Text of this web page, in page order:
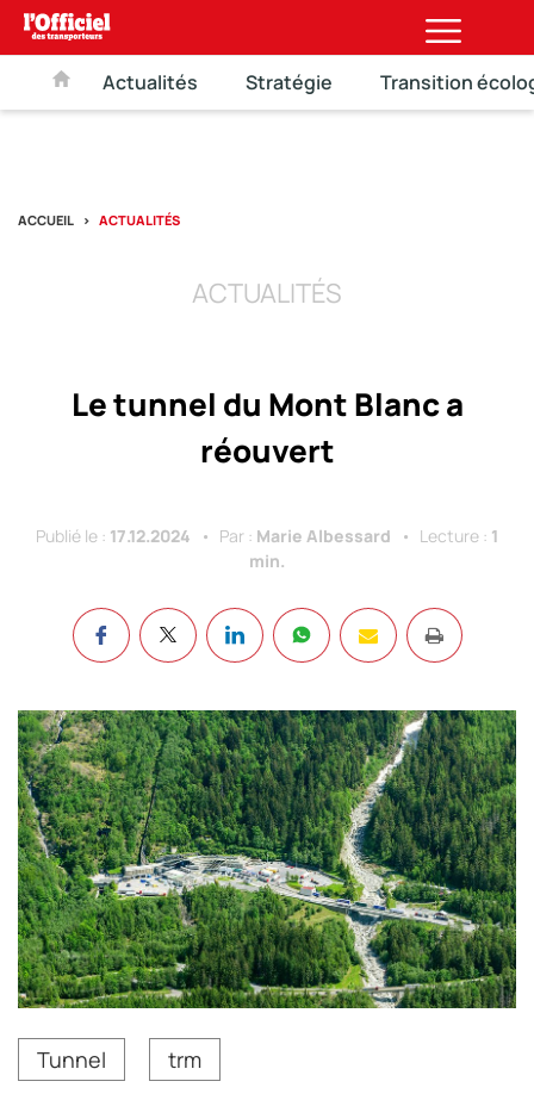
Actualités Stratégie Transition
ACCUEIL ACTUALITÉS
ACTUALITÉS
Le tunnel du Mont Blanc a
réouvert
Publié le : 17.12.2024 Par : Marie Albessard Lecture : 1
min.
Tunnel trm